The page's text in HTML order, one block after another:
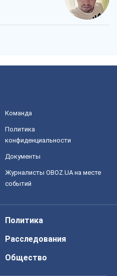
Команда
Политика
конфиденциальности
Документы
Журналисты OBOZ.UA на месте
событий
Политика
Расследования
Общество